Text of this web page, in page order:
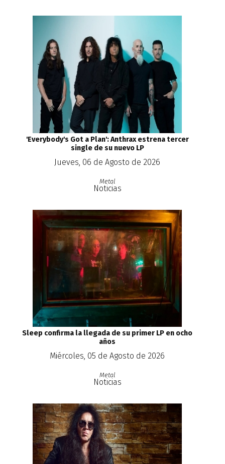
'Everybody's Got a Plan': Anthrax estrena tercer
single de su nuevo LP
Jueves, 06 de Agosto de 2026
Metal
Noticias
Sleep confirma la llegada de su primer LP en ocho
años
Miércoles, 05 de Agosto de 2026
Metal
Noticias